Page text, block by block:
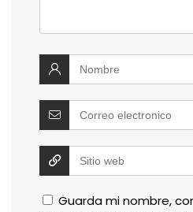
Guarda mi nombre,